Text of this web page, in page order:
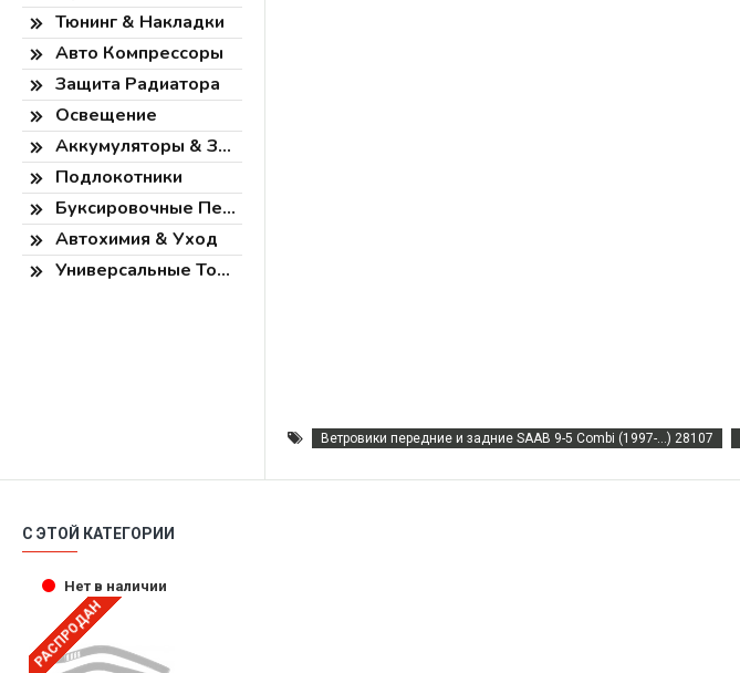
Тюнинг & Накладки
Авто Компрессоры
Защита Радиатора
Освещение
Аккумуляторы & Зарядки
Подлокотники
Буксировочные Петли
Автохимия & Уход
Универсальные Товары
Ветровики передние и задние SAAB 9-5 Combi (1997-...) 28107
С ЭТОЙ КАТЕГОРИИ
Нет в наличии
РАСПРОДАН